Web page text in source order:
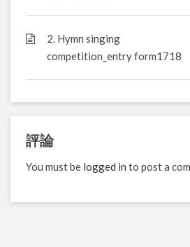
2. Hymn singing
competition_entry form1718
評論
You must be logged in to post a